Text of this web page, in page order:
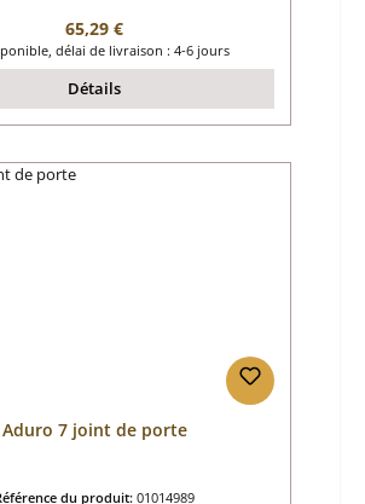
Prix régulier :
65,29 €
délai de livraison : 4-6 jours
Détails
Aduro 7 joint de porte
du produit: 01014989